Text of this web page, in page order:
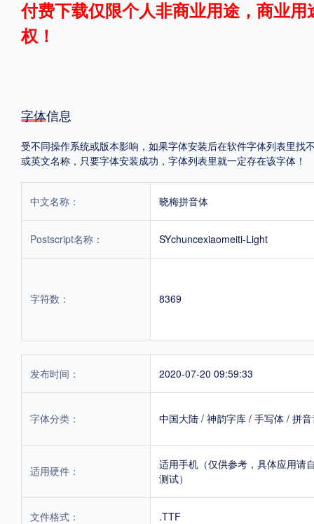
格式
.TTF
中国大陆
POP字体下载 字库打包下载 海报素材下载
字体新闻 字体文章 字体程序 字体人物
付费下载仅限个人非商业用途，商业
权！
字体信息
受不同操作系统或版本影响，如果字体安装后在软件字体列表里
或英文名称，只要字体安装成功，字体列表里就一定存在该字体！
中文名称： 晓梅拼音体
Postscript名称： SYchuncexiaomeiti-Light
字符数： 8369
发布时间： 2020-07-20 09:59:33
字体分类： 中国大陆 / 神韵字库 / 手写体 / 拼
适用硬件：
适用手机（仅供参考，具体应用请
测试）
文件格式： .TTF